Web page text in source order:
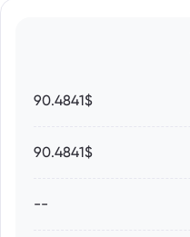
90.4841$
90.4841$
--